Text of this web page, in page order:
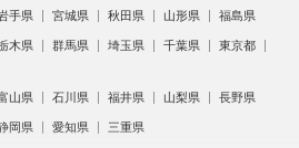
手県 宮城県 秋田県 山形県 福島県
木県 群馬県 埼玉県 千葉県
東京都
山県 石川県 福井県 山梨県 長野県
岡県 愛知県 三重県